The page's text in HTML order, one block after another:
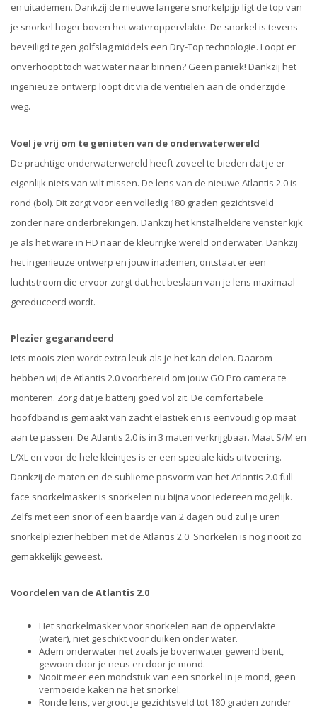
en uitademen. Dankzij de nieuwe langere snorkelpijp ligt de top van
je snorkel hoger boven het wateroppervlakte. De snorkel is tevens
beveiligd tegen golfslag middels een Dry-Top technologie. Loopt er
onverhoopt toch wat water naar binnen? Geen paniek! Dankzij het
ingenieuze ontwerp loopt dit via de ventielen aan de onderzijde
weg.
Voel je vrij om te genieten van de onderwaterwereld
De prachtige onderwaterwereld heeft zoveel te bieden dat je er
eigenlijk niets van wilt missen. De lens van de nieuwe Atlantis 2.0 is
rond (bol). Dit zorgt voor een volledig 180 graden gezichtsveld
zonder nare onderbrekingen. Dankzij het kristalheldere venster kijk
je als het ware in HD naar de kleurrijke wereld onderwater. Dankzij
het ingenieuze ontwerp en jouw inademen, ontstaat er een
luchtstroom die ervoor zorgt dat het beslaan van je lens maximaal
gereduceerd wordt.
Plezier gegarandeerd
Iets moois zien wordt extra leuk als je het kan delen. Daarom
hebben wij de Atlantis 2.0 voorbereid om jouw GO Pro camera te
monteren. Zorg dat je batterij goed vol zit. De comfortabele
hoofdband is gemaakt van zacht elastiek en is eenvoudig op maat
aan te passen. De Atlantis 2.0 is in 3 maten verkrijgbaar. Maat S/M en
L/XL en voor de hele kleintjes is er een speciale kids uitvoering.
Dankzij de maten en de sublieme pasvorm van het Atlantis 2.0 full
face snorkelmasker is snorkelen nu bijna voor iedereen mogelijk.
Zelfs met een snor of een baardje van 2 dagen oud zul je uren
snorkelplezier hebben met de Atlantis 2.0. Snorkelen is nog nooit zo
gemakkelijk geweest.
Voordelen van de Atlantis 2.0
Het snorkelmasker voor snorkelen aan de oppervlakte
(water), niet geschikt voor duiken onder water.
Adem onderwater net zoals je bovenwater gewend bent,
gewoon door je neus en door je mond.
Nooit meer een mondstuk van een snorkel in je mond, geen
vermoeide kaken na het snorkel.
Ronde lens, vergroot je gezichtsveld tot 180 graden zonder